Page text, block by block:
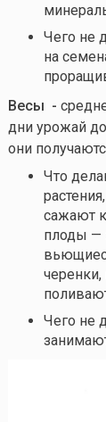
Чего не
на
Весы -
дни урожай
они
Что
сажают
плоды —
Чего не